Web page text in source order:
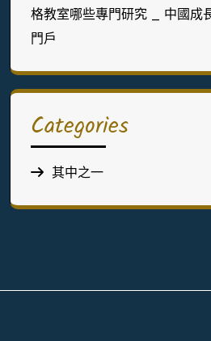
格教室哪些專門研究 _ 中國成
門戶
Categories
其中之一